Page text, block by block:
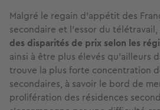
Malgré le regain d’appétit des
secondaire et l’essor du
des disparités de prix selon les
ainsi à être plus élevés qu’ailleurs
trouve la plus forte concentration
secondaires, à savoir le bord de
prolifération des résidences